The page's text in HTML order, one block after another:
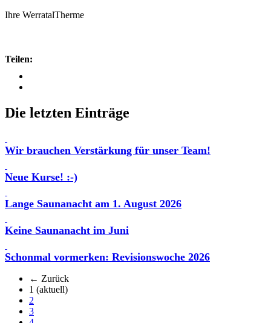
Ihre WerratalTherme
Teilen:
Die letzten Einträge
Wir brauchen Verstärkung für unser Team!
Neue Kurse! :-)
Lange Saunanacht am 1. August 2026
Keine Saunanacht im Juni
Schonmal vormerken: Revisionswoche 2026
← Zurück
1 (aktuell)
2
3